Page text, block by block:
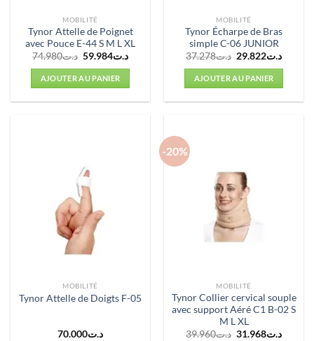
MOBILITÉ
Tynor Attelle de Poignet
avec Pouce E-44 S M L XL
د.ت74.980
Le
initial
était :
د.ت74.980.
د.ت59.984
Le
AJOUTER AU PANIER
MOBILITÉ
Tynor Écharpe de Bras
simple C-06 JUNIOR
د.ت37.278
Le
initial
était :
د.ت37.278.
د.ت29.822
Le
AJOUTER AU PANIER
MOBILITÉ
Tynor Attelle de Doigts F-05
د.ت70.000
-20%
MOBILITÉ
Tynor Collier cervical souple
avec support Aéré C1 B-02 S
M L XL
د.ت39.960
Le
د.ت31.968
Le